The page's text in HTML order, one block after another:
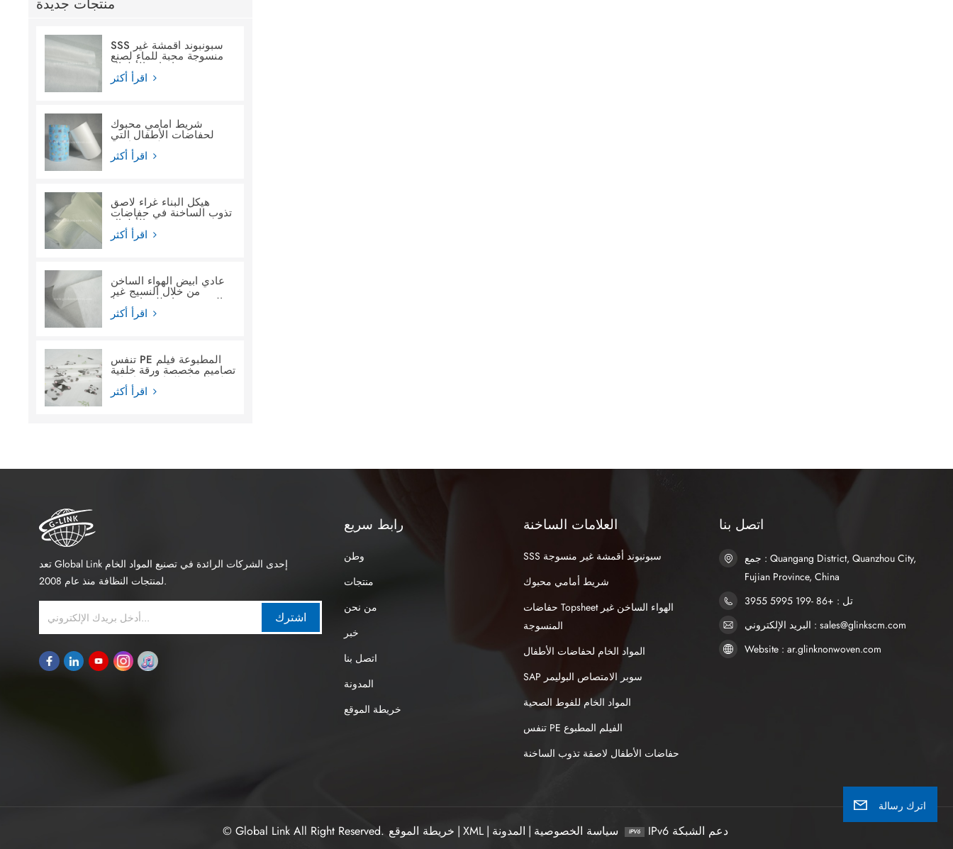
SSS سبونبوند أقمشة غير
منسوجة محبة للماء لصنع
حفاضات الأطفال
شريط أمامي محبوك
لحفاضات الأطفال التي
تستخدم لمرة واحدة
هيكل البناء غراء لاصق
تذوب الساخنة في حفاضات
الأطفال
عادي أبيض الهواء الساخن
من خلال النسيج غير
المنسوج ماء للنساء فوط
صحية
تنفس PE المطبوعة فيلم
تصاميم مخصصة ورقة خلفية
فيلم المواد الخام لحفاضات
الأطفال
تعد Global Link إحدى الشركات الرائدة في تصنيع المواد الخام
لمنتجات النظافة منذ عام 2008.
اشترك
رابط سريع
وطن
منتجات
من نحن
خبر
اتصل بنا
المدونة
خريطة الموقع
العلامات الساخنة
SSS سبونبوند أقمشة غير منسوجة
شريط أمامي محبوك
حفاضات Topsheet الهواء الساخن غير
المنسوجة
المواد الخام لحفاضات الأطفال
SAP سوبر الامتصاص البوليمر
المواد الخام للفوط الصحية
تنفس PE الفيلم المطبوع
حفاضات الأطفال لاصقة تذوب الساخنة
اتصل بنا
جمع : Quangang District, Quanzhou City,
Fujian Province, China
تل : +86 -199 5995 3955
البريد الإلكتروني : sales@glinkscm.com
Website : ar.glinknonwoven.com
© Global Link All Right Reserved. خريطة الموقع | XML | المدونة | سياسة الخصوصية IPv6 دعم الشبكة
اترك رسالة